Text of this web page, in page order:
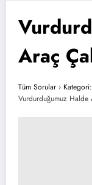
Araç
Tüm Sorular ›
Vurdurduğumuz Halde